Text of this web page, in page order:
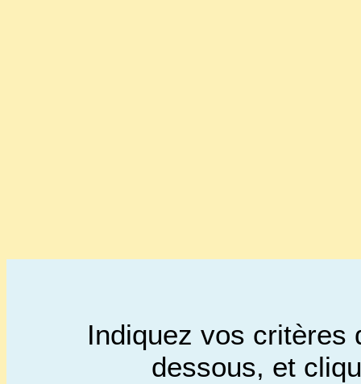
Indiquez vos critères
dessous, et